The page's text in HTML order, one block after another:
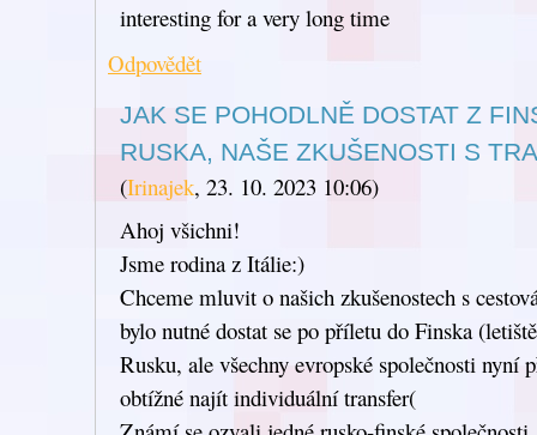
interesting for a very long time
Odpovědět
JAK SE POHODLNĚ DOSTAT Z
RUSKA, NAŠE ZKUŠENOSTI S
(Irinajek, 23. 10. 2023 10:06)
Ahoj všichni!
Jsme rodina z Itálie:)
Chceme mluvit o našich zkušenostech s
bylo nutné dostat se po příletu do Finska
Rusku, ale všechny evropské společnosti nyní
obtížné najít individuální transfer(